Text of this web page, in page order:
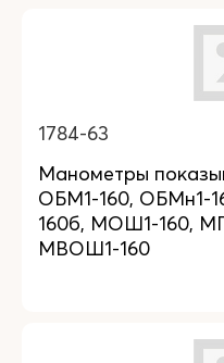
1784-63
Манометры
ОБМ1-160, ОБМн1-
160б, МОШ1-160,
МВОШ1-160